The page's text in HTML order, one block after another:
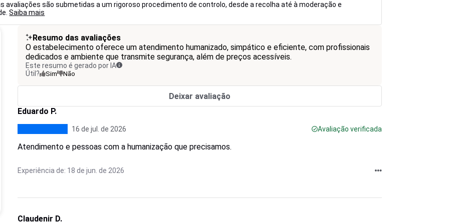
avaliações são submetidas a um rigoroso procedimento de controlo, desde a recolha até à moderação e
Saiba mais
Resumo das avaliações
O estabelecimento oferece um atendimento humanizado, simpático e eficiente, com profissionais
dedicados e ambiente que transmite segurança, além de preços acessíveis.
Este resumo é gerado por IA
Útil?
Sim Não
Deixar avaliação
Eduardo P.
16 de jul. de 2026 Avaliação verificada
Atendimento e pessoas com a humanização que precisamos.
Experiência de: 18 de jun. de 2026
Claudenir D.